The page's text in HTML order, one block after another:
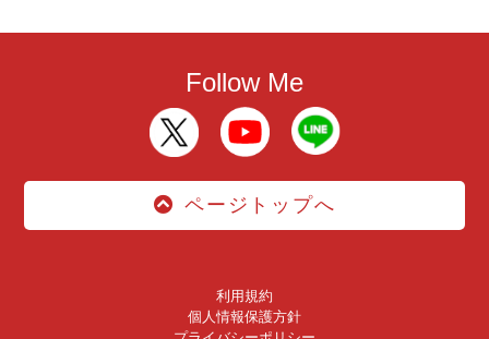
Follow Me
ページトップへ
利用規約
個人情報保護方針